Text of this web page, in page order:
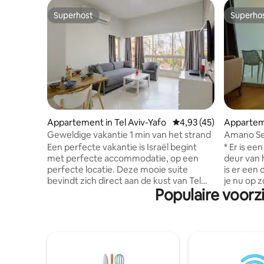
Superhost
Superhost
Appartement in Tel Aviv-Yafo Gemiddelde
4,93 (45)
Geweldige vakantie 1 min van het strand
Een perfecte vakantie is Israël begint
met perfecte accommodatie, op een
perfecte locatie. Deze mooie suite
bevindt zich direct aan de kust van Tel
Aviv, in het centrum van de stad en dicht
bij alles. Het appartement bestaat uit
vindt u een slaapbank. De keuken in het
Amano
* Er is
deur van
is er een
je nu op
werken,
jezelf te
paar
Populaire